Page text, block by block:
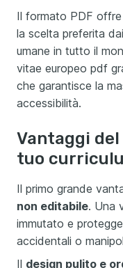
Il formato PDF offre
la scelta preferita
umane in tutto il
vitae europeo pdf
che garantisce la
accessibilità.
Vantaggi
tuo
Il primo grande
non editabile. Una
immutato e
accidentali o
Il design pulito e